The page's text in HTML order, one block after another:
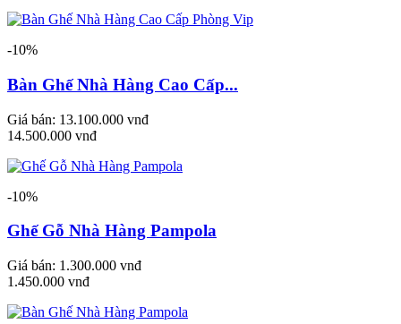
-10%
Bàn Ghế Nhà Hàng Cao Cấp...
Giá bán: 13.100.000 vnđ
14.500.000 vnđ
-10%
Ghế Gỗ Nhà Hàng Pampola
Giá bán: 1.300.000 vnđ
1.450.000 vnđ